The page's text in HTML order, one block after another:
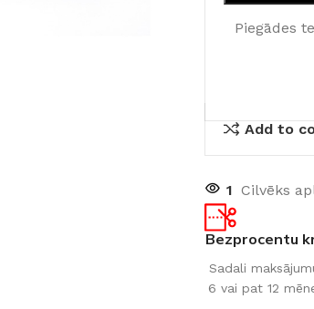
Piegādes
Add to
1 Cilvēks
Bezprocentu
Sadali
6 vai pat 12